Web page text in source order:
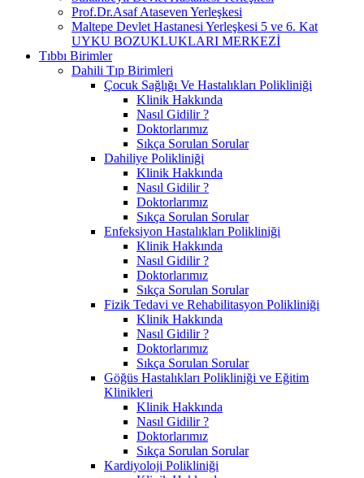
Prof.Dr.Asaf Ataseven Yerleşkesi
Maltepe Devlet Hastanesi Yerleşkesi 5 ve 6. Kat
UYKU BOZUKLUKLARI MERKEZİ
Tıbbı Birimler
Dahili Tıp Birimleri
Çocuk Sağlığı Ve Hastalıkları Polikliniği
Klinik Hakkında
Nasıl Gidilir ?
Doktorlarımız
Sıkça Sorulan Sorular
Dahiliye Polikliniği
Klinik Hakkında
Nasıl Gidilir ?
Doktorlarımız
Sıkça Sorulan Sorular
Enfeksiyon Hastalıkları Polikliniği
Klinik Hakkında
Nasıl Gidilir ?
Doktorlarımız
Sıkça Sorulan Sorular
Fizik Tedavi ve Rehabilitasyon Polikliniği
Klinik Hakkında
Nasıl Gidilir ?
Doktorlarımız
Sıkça Sorulan Sorular
Göğüs Hastalıkları Polikliniği ve Eğitim
Klinikleri
Klinik Hakkında
Nasıl Gidilir ?
Doktorlarımız
Sıkça Sorulan Sorular
Kardiyoloji Polikliniği